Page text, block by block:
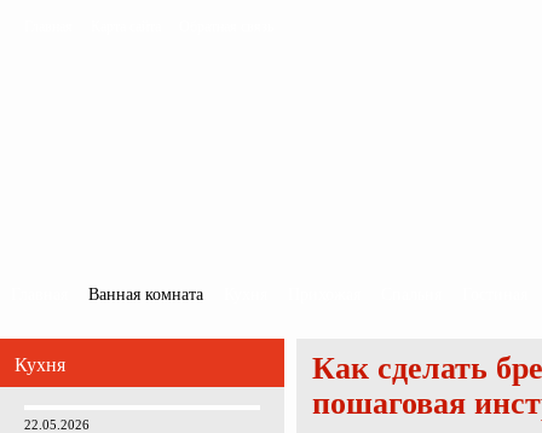
Ванная комната
Кухня
22.05.2026
Как сделать
пошаговая